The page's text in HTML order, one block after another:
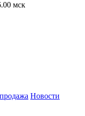
мск
Новости